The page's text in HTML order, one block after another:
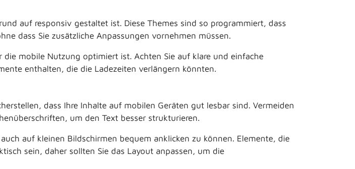
auf responsiv gestaltet ist. Diese Themes sind so programmiert, dass
dass Sie zusätzliche Anpassungen vornehmen müssen.
mobile Nutzung optimiert ist. Achten Sie auf klare und einfache
enthalten, die die Ladezeiten verlängern könnten.
dass Ihre Inhalte auf mobilen Geräten gut lesbar sind. Vermeiden
um den Text besser strukturieren.
auf kleinen Bildschirmen bequem anklicken zu können. Elemente, die
sein, daher sollten Sie das Layout anpassen, um die